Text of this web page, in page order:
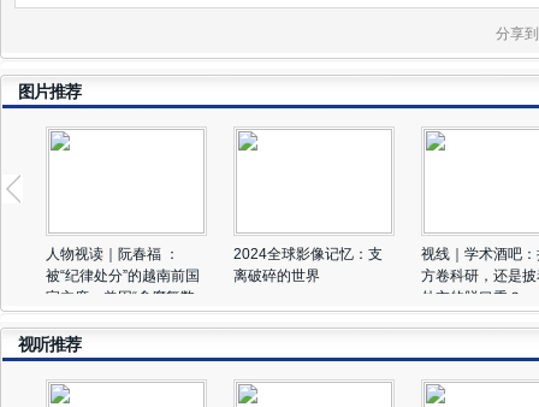
分享
图片推荐
人物视读｜阮春福 ：
被“纪律处分”的越南前国
家主席，曾因“贪腐舞弊
2024全球影像记忆：支
离破碎的世界
视线｜学术酒吧
方卷科研，还是
外衣的脱口秀？
视听推荐